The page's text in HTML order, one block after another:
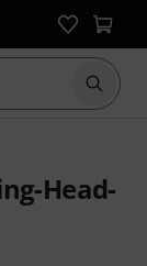
Head-
clients